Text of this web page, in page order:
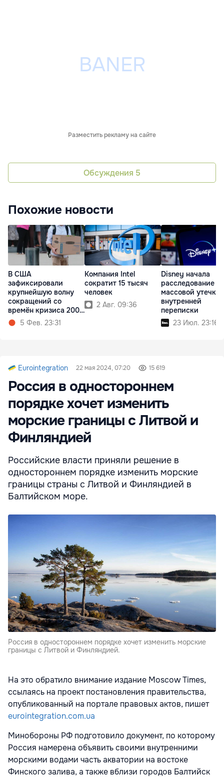
Разместить рекламу на сайте
Обсуждения 5
Похожие новости
В США
зафиксировали
крупнейшую волну
сокращений со
времён кризиса 2009
года5 Фев. 23:31
Компания Intel
сократит 15 тысяч
человек
2 Авг. 09:36
Disney начала
расследование о
массовой утечке
внутренней
переписки
23 Июл. 23:16
Eurointegration 22 мая 2024, 07:20 15 619
Россия в одностороннем
порядке хочет изменить
морские границы с Литвой и
Финляндией
Российские власти приняли решение в
одностороннем порядке изменить морские
границы страны с Литвой и Финляндией в
Балтийском море.
Россия в одностороннем порядке хочет изменить морские
границы с Литвой и Финляндией.
На это обратило внимание издание Moscow Times,
ссылаясь на проект постановления правительства,
опубликованный на портале правовых актов, пишет
eurointegration.com.ua
Минобороны РФ подготовило документ, по которому
Россия намерена объявить своими внутренними
морскими водами часть акватории на востоке
Финского залива, а также вблизи городов Балтийск